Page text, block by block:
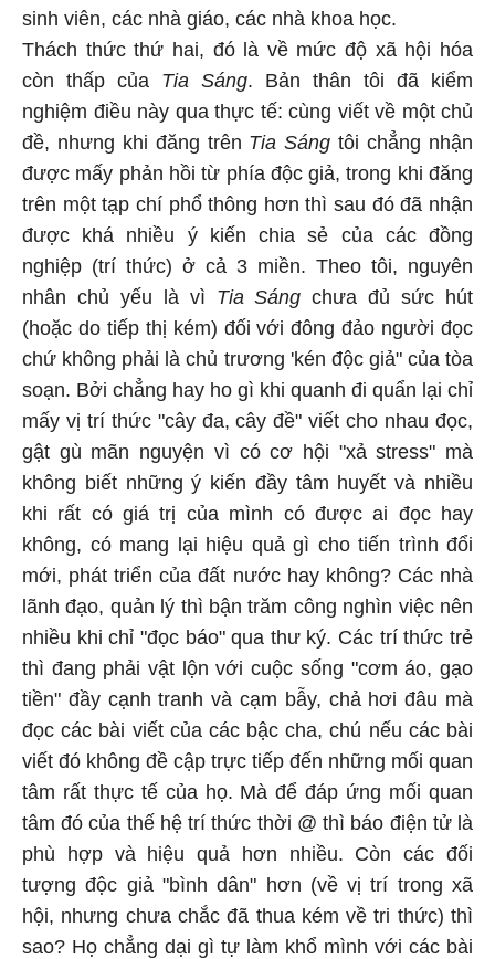
sinh viên, các nhà giáo, các nhà khoa học.
Thách thức thứ hai, đó là về mức độ xã hội hóa
còn thấp của Tia Sáng. Bản thân tôi đã kiểm
nghiệm điều này qua thực tế: cùng viết về một chủ
đề, nhưng khi đăng trên Tia Sáng tôi chẳng nhận
được mấy phản hồi từ phía độc giả, trong khi đăng
trên một tạp chí phổ thông hơn thì sau đó đã nhận
được khá nhiều ý kiến chia sẻ của các đồng
nghiệp (trí thức) ở cả 3 miền. Theo tôi, nguyên
nhân chủ yếu là vì Tia Sáng chưa đủ sức hút
(hoặc do tiếp thị kém) đối với đông đảo người đọc
chứ không phải là chủ trương 'kén độc giả" của tòa
soạn. Bởi chẳng hay ho gì khi quanh đi quẩn lại chỉ
mấy vị trí thức "cây đa, cây đề" viết cho nhau đọc,
gật gù mãn nguyện vì có cơ hội "xả stress" mà
không biết những ý kiến đầy tâm huyết và nhiều
khi rất có giá trị của mình có được ai đọc hay
không, có mang lại hiệu quả gì cho tiến trình đổi
mới, phát triển của đất nước hay không? Các nhà
lãnh đạo, quản lý thì bận trăm công nghìn việc nên
nhiều khi chỉ "đọc báo" qua thư ký. Các trí thức trẻ
thì đang phải vật lộn với cuộc sống "cơm áo, gạo
tiền" đầy cạnh tranh và cạm bẫy, chả hơi đâu mà
đọc các bài viết của các bậc cha, chú nếu các bài
viết đó không đề cập trực tiếp đến những mối quan
tâm rất thực tế của họ. Mà để đáp ứng mối quan
tâm đó của thế hệ trí thức thời @ thì báo điện tử là
phù hợp và hiệu quả hơn nhiều. Còn các đối
tượng độc giả "bình dân" hơn (về vị trí trong xã
hội, nhưng chưa chắc đã thua kém về tri thức) thì
sao? Họ chẳng dại gì tự làm khổ mình với các bài